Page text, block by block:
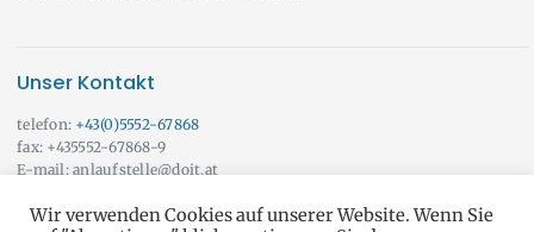
Unser Kontakt
telefon: +43(0)5552-67868
fax: +435552-67868-9
E-mail: anlaufstelle@doit.at
Wir beraten Sie auch gerne außerhalb der angeführten Öffnungszeiten!
Wir verwenden Cookies auf unserer Website. Wenn Sie